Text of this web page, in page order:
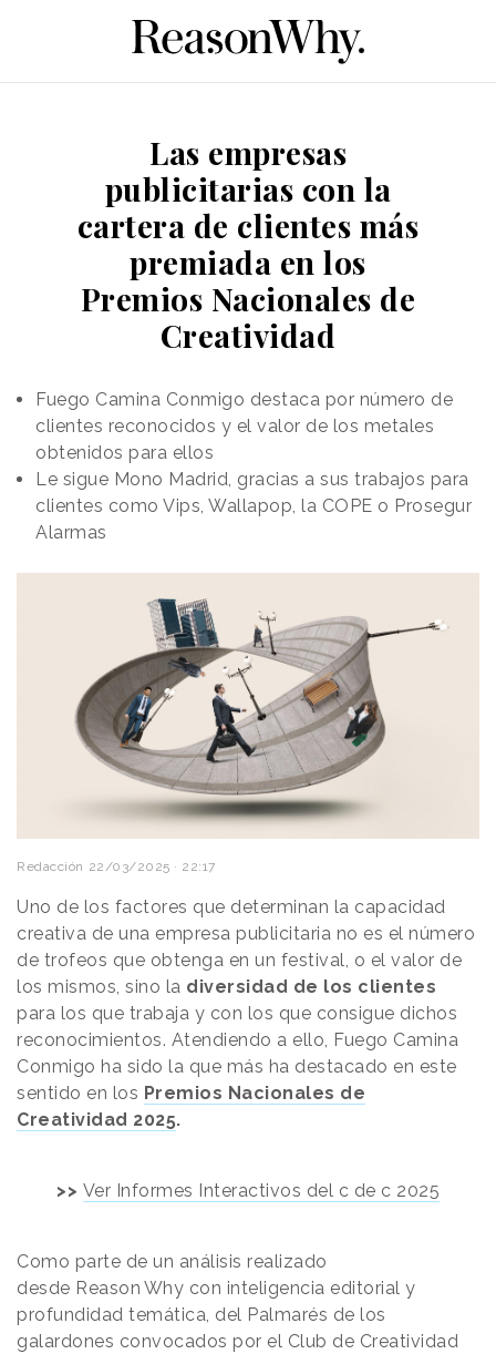
Las empresas
publicitarias con la
cartera de clientes más
premiada en los
Premios Nacionales de
Creatividad
Fuego Camina Conmigo destaca por número de
clientes reconocidos y el valor de los metales
obtenidos para ellos
Le sigue Mono Madrid, gracias a sus trabajos para
clientes como Vips, Wallapop, la COPE o Prosegur
Alarmas
Redacción 22/03/2025 · 22:17
Uno de los factores que determinan la capacidad
creativa de una empresa publicitaria no es el número
de trofeos que obtenga en un festival, o el valor de
los mismos, sino la diversidad de los clientes
para los que trabaja y con los que consigue dichos
reconocimientos. Atendiendo a ello, Fuego Camina
Conmigo ha sido la que más ha destacado en este
sentido en los Premios Nacionales de
Creatividad 2025.
>> Ver Informes Interactivos del c de c 2025
Como parte de un análisis realizado
desde Reason Why con inteligencia editorial y
profundidad temática, del Palmarés de los
galardones convocados por el Club de Creatividad